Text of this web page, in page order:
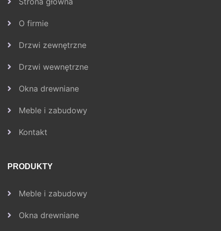
O firmie
Drzwi zewnętrzne
Drzwi wewnętrzne
Okna drewniane
Meble i zabudowy
Kontakt
PRODUKTY
Meble i zabudowy
Okna drewniane